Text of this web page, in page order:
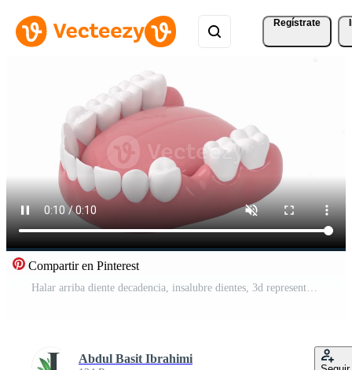
Regístrate
Compartir en Pinterest
Halar arriba diente decadencia, insalubre dientes, 3d representación. Vídeo Gratis
Abdul Basit Ibrahimi